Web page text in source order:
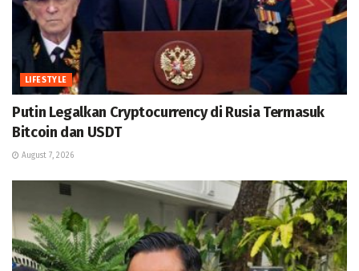
LIFESTYLE
Putin Legalkan Cryptocurrency di Rusia Termasuk
Bitcoin dan USDT
August 7, 2026